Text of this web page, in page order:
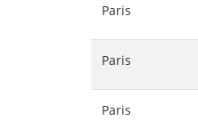
Paris
Paris
Paris